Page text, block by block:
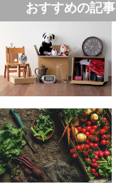
おすすめの記事